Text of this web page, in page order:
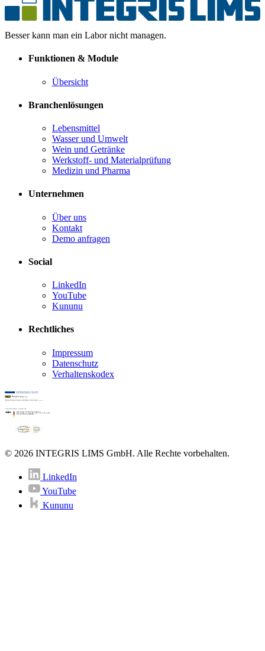
Besser kann man ein Labor nicht managen.
Funktionen & Module
Übersicht
Branchenlösungen
Lebensmittel
Wasser und Umwelt
Wein und Getränke
Werkstoff- und Materialprüfung
Medizin und Pharma
Unternehmen
Über uns
Kontakt
Demo anfragen
Social
LinkedIn
YouTube
Kununu
Rechtliches
Impressum
Datenschutz
Verhaltenskodex
© 2026 INTEGRIS LIMS GmbH. Alle Rechte vorbehalten.
LinkedIn
YouTube
Kununu